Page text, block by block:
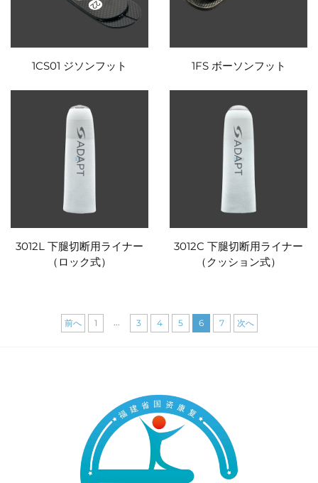
1CS01 ジソンフット 1FS ボーソンフット
3012L 下腿切断用ライナー
（ロック式）
3012C 下腿切断用ライナー
（クッション式）
前へ 1 ... 3 4 5 6 7 次へ